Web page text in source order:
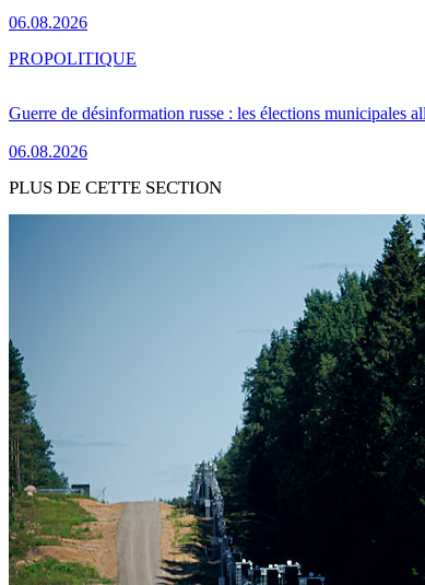
06.08.2026
Guerre de désinformation russe : les élections municipales
06.08.2026
PROPOLITIQUE
PLUS DE CETTE SECTION